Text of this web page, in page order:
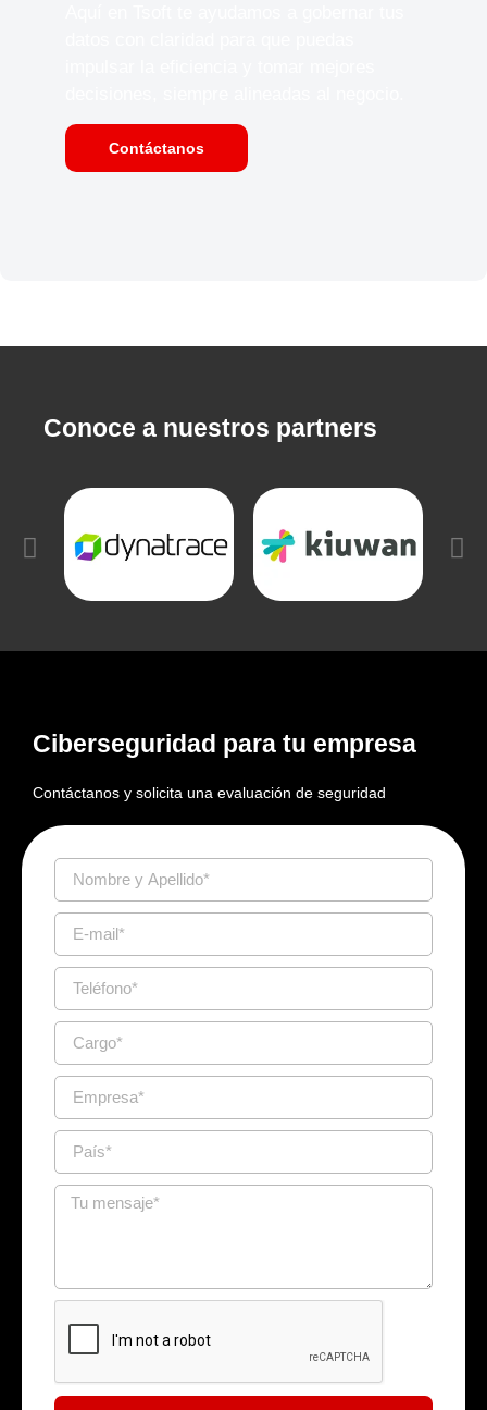
Contáctanos
Conoce a nuestros partners
Ciberseguridad para tu empresa
Contáctanos y solicita una evaluación de seguridad